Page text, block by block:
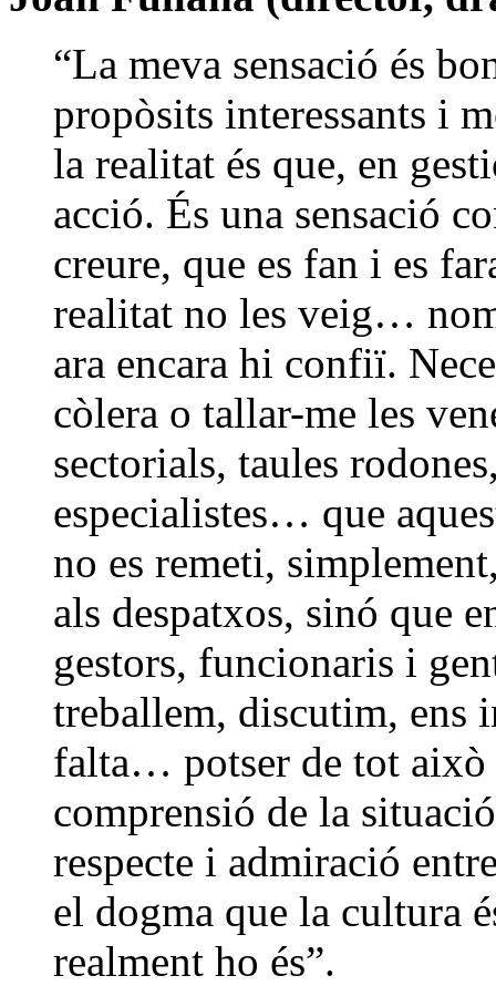
“La meva sensació és
propòsits interessants i
la realitat és que, en
acció. És una sensació
creure, que es fan i es
realitat no les veig…
ara encara hi confiï.
còlera o tallar-me les
sectorials, taules
especialistes… que
no es remeti,
als despatxos, sinó que
gestors, funcionaris i
treballem, discutim, ens
falta… potser de tot això
comprensió de la
respecte i admiració
el dogma que la cultura
realment ho és”.